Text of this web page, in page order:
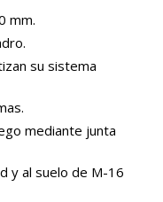
mm.
su sistema
mediante junta
y al suelo de M-16